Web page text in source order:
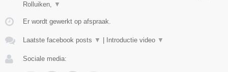
Rolluiken, ▼
Er wordt gewerkt op afspraak.
Laatste facebook posts ▼ Introductie video ▼
Sociale media: